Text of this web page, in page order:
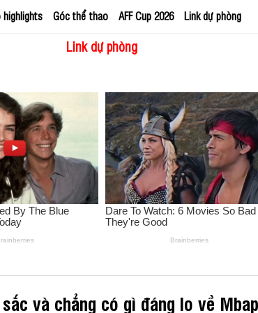
highlights Góc thể thao AFF Cup 2026 Link dự phòng
Link dự phòng
và chẳng có gì đáng lo về